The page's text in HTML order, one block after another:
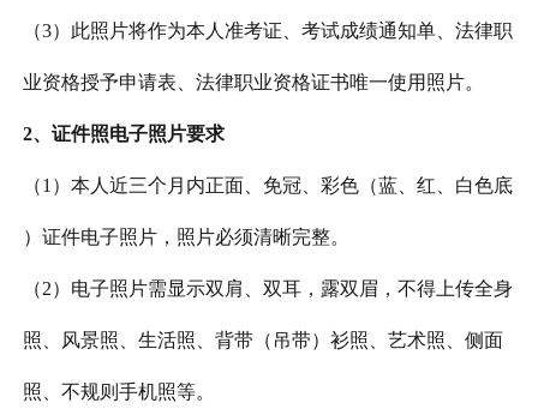
（3）此照片将作为本人准考证、考试成绩通知单、法律职
业资格授予申请表、法律职业资格证书唯一使用照片。
2、证件照电子照片要求
（1）本人近三个月内正面、免冠、彩色（蓝、红、白色底
）证件电子照片，照片必须清晰完整。
（2）电子照片需显示双肩、双耳，露双眉，不得上传全身
照、风景照、生活照、背带（吊带）衫照、艺术照、侧面
照、不规则手机照等。